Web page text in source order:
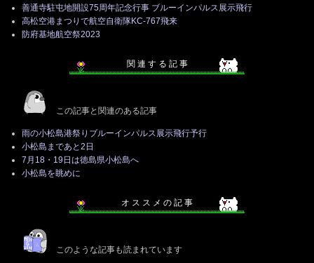
善通寺駐屯地開設75周年記念行事 ブルーインパルス展示飛行
高松空港まつりで航空自衛隊KC-767飛来
防府基地航空祭2023
関 連 す る 記 事
この記事と関連のある記事
雨の小松島港祭りブルーインパルス展示飛行予行
小松島まであと2日
7月18・19日は徳島県小松島へ
小松島を眺めに
オ ス ス メ の 記 事
このような記事も読まれています